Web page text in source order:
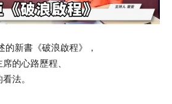
的新書《破浪啟程》，
的心路歷程、
法。